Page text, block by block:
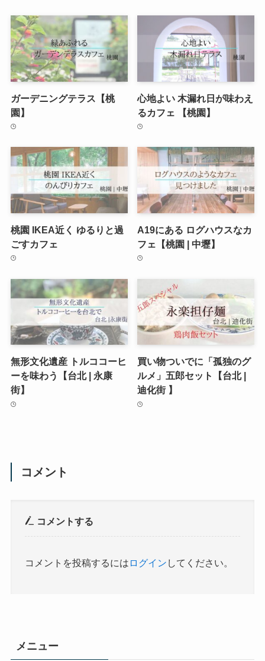
ガーデニングテラス【桃
園】
心地よい 木漏れ日が味わえ
るカフェ 【桃園】
桃園 IKEA近く ゆるりと過
ごすカフェ
A19にある ログハウスなカ
フェ【桃園 | 中壢】
無形文化遺産 トルココーヒ
ーを味わう【台北 | 永康
街】
買い物ついでに「孤独のグ
ルメ」五郎セット【台北 |
迪化街 】
コメント
コメントする
コメントを投稿するには ログイン してください。
メニュー